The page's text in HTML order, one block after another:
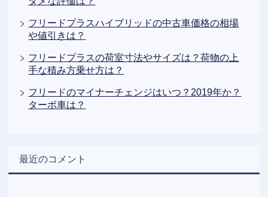
フリードプラスハイブリッドの中古車価格の相場
や値引きは？
フリードプラスの荷室寸法やサイズは？荷物の上
手な積み方乗せ方は？
フリードのマイナーチェンジはいつ？2019年か？
ターボ車は？
最近のコメント